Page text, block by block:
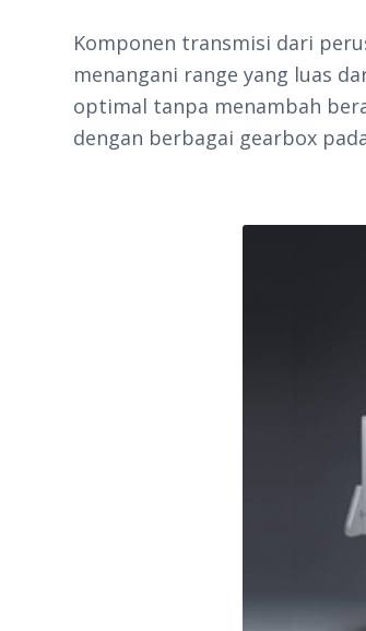
Komponen transmisi dari
menangani range yang luas
optimal tanpa menambah
dengan berbagai gearbox